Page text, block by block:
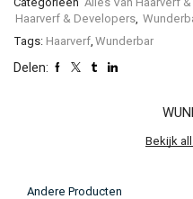
Haarverf & Developers
Tags: Haarverf Wunderbar
Delen:
Bekijk
Andere Producten